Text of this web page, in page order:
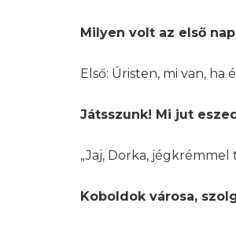
Milyen volt az első
Első: Úristen, mi van,
Játsszunk! Mi jut
„Jaj, Dorka, jégkrémmel
Koboldok városa,